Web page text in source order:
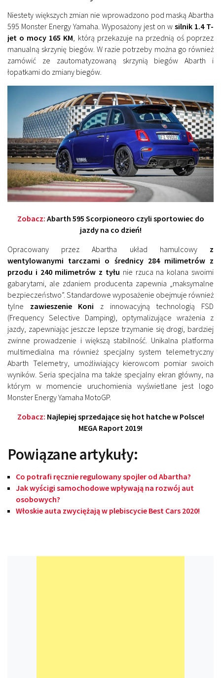
Niestety większych zmian nie wprowadzono pod maską Abartha
595 Monster Energy Yamaha. Wyposażony jest on w silnik 1.4 T-
jet o mocy 165 KM, którą przekazuje na przednią oś poprzez
manualną skrzynię biegów. W razie potrzeby można go również
zamówić ze zautomatyzowaną skrzynią biegów Abarth i
łopatkami do zmiany biegów.
Zobacz: Abarth 595 Scorpioneoro czyli sportowiec do
jazdy na co dzień!
Opracowany przez Abartha układ hamulcowy z
wentylowanymi tarczami o średnicy 284 milimetrów z
przodu i 240 milimetrów z tyłu nie rzuca na kolana swoimi
gabarytami, ale zdaniem producenta zapewnia „maksymalne
bezpieczeństwo”. Standardowe wyposażenie obejmuje również
tylne zawieszenie Koni z innowacyjną technologią FSD
(Frequency Selective Damping), optymalizujące wrażenia z
jazdy, zapewniając jeszcze lepsze trzymanie się drogi, bardziej
zwinne prowadzenie i większą stabilność. Unikalna platforma
multimedialna ma również specjalny system telemetryczny
Abarth Telemetry, umożliwiający kierowcom pomiar swoich
wyników. Seria specjalna ma także specjalny ekran główny, na
którym w momencie uruchomienia wyświetlane jest logo
Monster Energy Yamaha MotoGP.
Zobacz: Najlepiej sprzedające się hot hatche w Polsce!
MEGA Raport 2019!
Powiązane artykuły:
Co potrafi ręcznie regulowany spojler od Abartha?
Jak wyścigi samochodowe wpływają na rozwój aut
osobowych?
Włoskie auta zwyciężają w plebiscycie Best Cars 2020!